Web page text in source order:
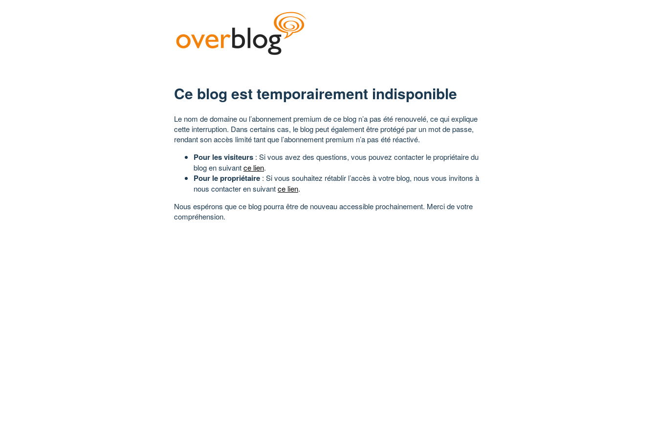
Ce blog est temporairement indisponible
Le nom de domaine ou l’abonnement premium de ce blog n’a pas été renouvelé, ce qui explique
cette interruption. Dans certains cas, le blog peut également être protégé par un mot de passe,
rendant son accès limité tant que l’abonnement premium n’a pas été réactivé.
Pour les visiteurs : Si vous avez des questions, vous pouvez contacter le propriétaire du
blog en suivantce lien.
Pour le propriétaire : Si vous souhaitez rétablir l’accès à votre blog, nous vous invitons à
nous contacter en suivantce lien.
Nous espérons que ce blog pourra être de nouveau accessible prochainement. Merci de votre
compréhension.